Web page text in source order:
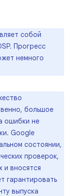
собой
Прогресс
немного
большое
ошибки не
Google
состоянии,
проверок,
и вносятся
гарантировать
выпуска